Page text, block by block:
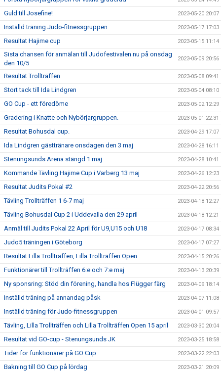
Guld till Josefine! 2023-05-20 20:07
Inställd träning Judo-fitnessgruppen 2023-05-17 17:03
Resultat Hajime cup 2023-05-15 11:14
Sista chansen för anmälan till Judofestivalen nu på onsdag
den 10/5
2023-05-09 20:56
Resultat Trollträffen 2023-05-08 09:41
Stort tack till Ida Lindgren 2023-05-04 08:10
GO Cup - ett föredöme 2023-05-02 12:29
Gradering i Knatte och Nybörjargruppen. 2023-05-01 22:31
Resultat Bohusdal cup. 2023-04-29 17:07
Ida Lindgren gästtränare onsdagen den 3 maj 2023-04-28 16:11
Stenungsunds Arena stängd 1 maj 2023-04-28 10:41
Kommande Tävling Hajime Cup i Varberg 13 maj 2023-04-26 12:23
Resultat Judits Pokal #2 2023-04-22 20:56
Tävling Trollträffen 1 6-7 maj 2023-04-18 12:27
Tävling Bohusdal Cup 2 i Uddevalla den 29 april 2023-04-18 12:21
Anmäl till Judits Pokal 22 April för U9,U15 och U18 2023-04-17 08:34
Judo5 träningen i Göteborg 2023-04-17 07:27
Resultat Lilla Trollträffen, Lilla Trollträffen Open 2023-04-15 20:26
Funktionärer till Trollträffen 6:e och 7:e maj 2023-04-13 20:39
Ny sponsring: Stöd din förening, handla hos Flügger färg 2023-04-09 18:14
Inställd träning på annandag påsk 2023-04-07 11:08
Inställd träning för Judo-fitnessgruppen 2023-04-01 09:57
Tävling, Lilla Trollträffen och Lilla Trollträffen Open 15 april 2023-03-30 20:04
Resultat vid GO-cup - Stenungsunds JK 2023-03-25 18:58
Tider för funktionärer på GO Cup 2023-03-22 22:03
Bakning till GO Cup på lördag 2023-03-21 20:09